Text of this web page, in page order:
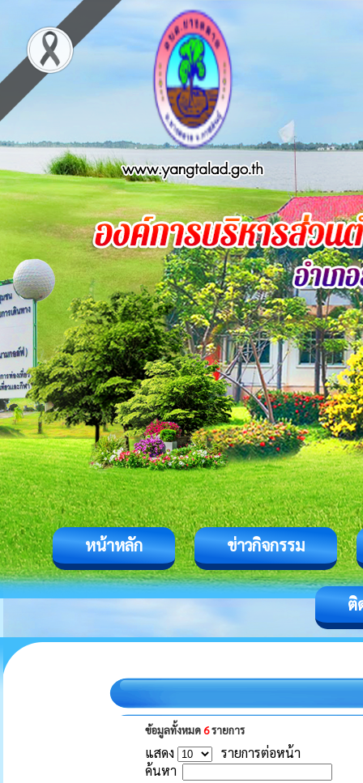
หน้าหลัก ข่าวกิจกรรม
ติ
ข้อมูลทั้งหมด6รายการ
แสดง
รายการต่อหน้า
ค้นหา